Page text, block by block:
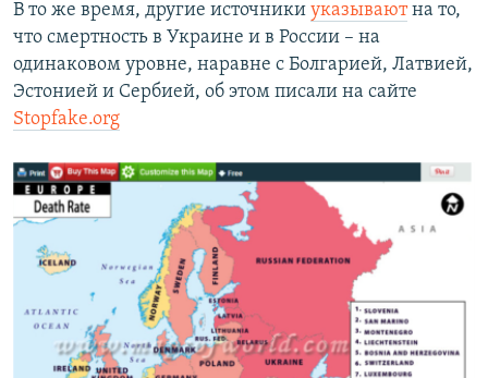
В то же время, другие источники указываютна то,
что смертность в Украине и в России – на
одинаковом уровне, наравне с Болгарией, Латвией,
Эстонией и Сербией, об этом писали на сайте​
Stopfake.org